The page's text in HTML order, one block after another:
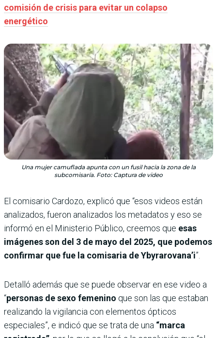
comisión de crisis para evitar un colapso
energético
Una mujer camuflada apunta con un fusil hacia la zona de la
subcomisaría. Foto: Captura de video
El comisario Cardozo, explicó que “esos videos están
analizados, fueron analizados los metadatos y eso se
informó en el Ministerio Público, creemos que esas
imágenes son del 3 de mayo del 2025, que podemos
confirmar que fue la comisaria de Ybyrarovana’i”.
Detalló además que se puede observar en ese video a
“personas de sexo femenino que son las que estaban
realizando la vigilancia con elementos ópticos
especiales”, e indicó que se trata de una “marca